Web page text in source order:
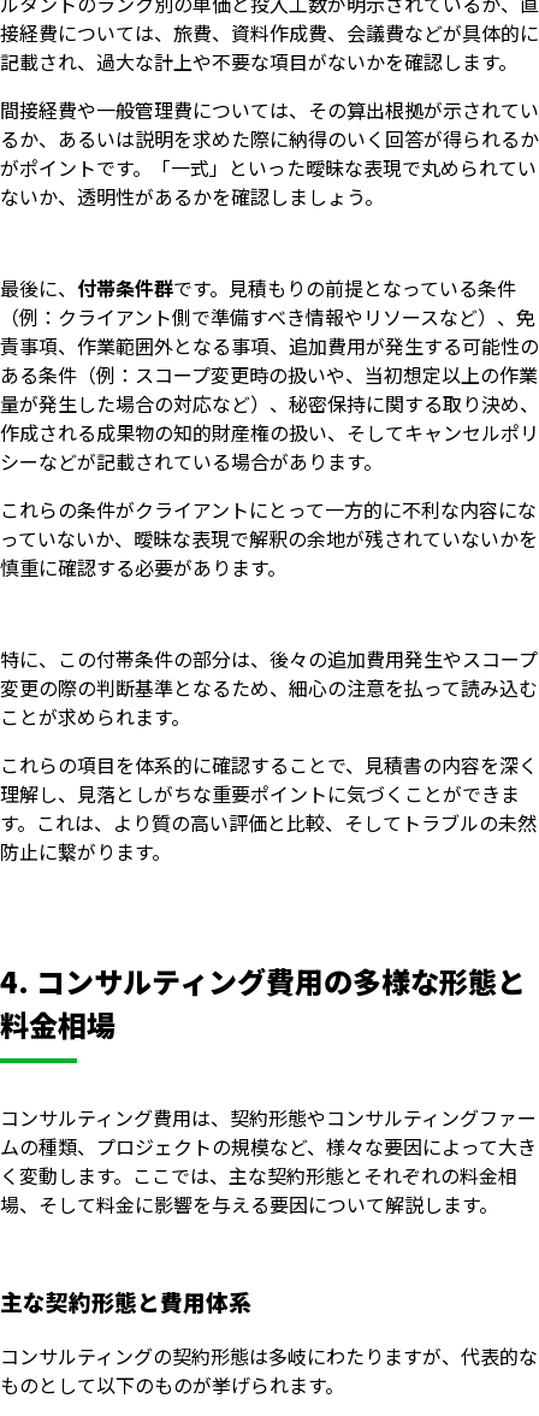
接経費については、旅費、資料作成費、会議費などが具体的に
記載され、過大な計上や不要な項目がないかを確認します。
間接経費や一般管理費については、その算出根拠が示されてい
るか、あるいは説明を求めた際に納得のいく回答が得られるか
がポイントです。「一式」といった曖昧な表現で丸められてい
ないか、透明性があるかを確認しましょう。
最後に、 付帯条件群です。見積もりの前提となっている条件
（例：クライアント側で準備すべき情報やリソースなど）、免
責事項、作業範囲外となる事項、追加費用が発生する可能性の
ある条件（例：スコープ変更時の扱いや、当初想定以上の作業
量が発生した場合の対応など）、秘密保持に関する取り決め、
作成される成果物の知的財産権の扱い、そしてキャンセルポリ
シーなどが記載されている場合があります。
これらの条件がクライアントにとって一方的に不利な内容にな
っていないか、曖昧な表現で解釈の余地が残されていないかを
慎重に確認する必要があります。
特に、この付帯条件の部分は、後々の追加費用発生やスコープ
変更の際の判断基準となるため、細心の注意を払って読み込む
ことが求められます。
これらの項目を体系的に確認することで、見積書の内容を深く
理解し、見落としがちな重要ポイントに気づくことができま
す。これは、より質の高い評価と比較、そしてトラブルの未然
防止に繋がります。
4. コンサルティング費用の多様な形態と
料金相場
コンサルティング費用は、契約形態やコンサルティングファー
ムの種類、プロジェクトの規模など、様々な要因によって大き
く変動します。ここでは、主な契約形態とそれぞれの料金相
場、そして料金に影響を与える要因について解説します。
主な契約形態と費用体系
コンサルティングの契約形態は多岐にわたりますが、代表的な
ものとして以下のものが挙げられます。